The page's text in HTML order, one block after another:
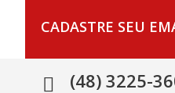
CADASTRE SEU
(48) 3225-